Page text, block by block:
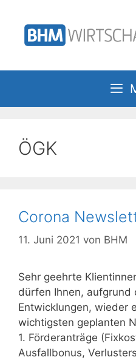
Inhalt
springen
ÖGK
Corona
11. Juni 2021 von BHM
Sehr geehrte
dürfen Ihnen, aufgrund
Entwicklungen, wieder
wichtigsten geplanten
1. Förderanträge
Ausfallbonus,